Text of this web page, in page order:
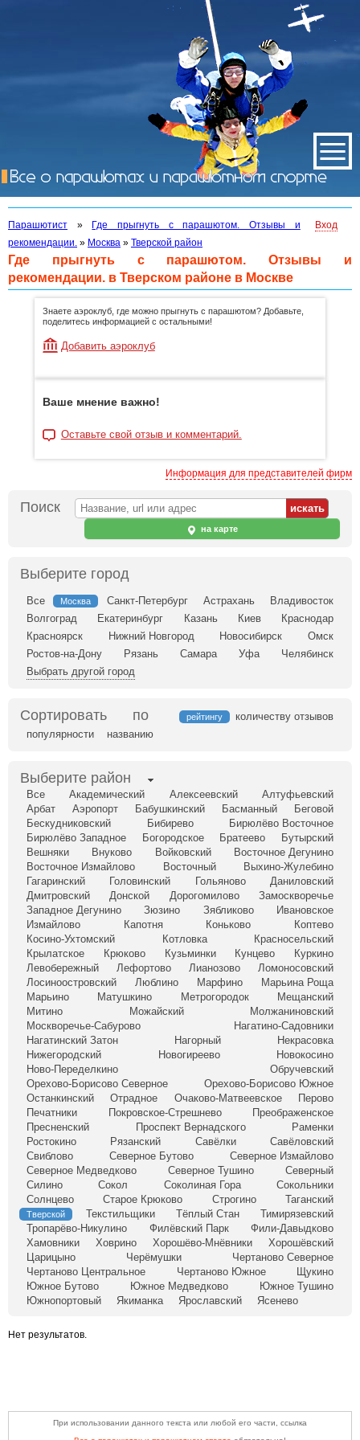
Парашютист »
Где прыгнуть с парашютом. Отзывы и
рекомендации. » Москва » Тверской район
Вход
Где прыгнуть с парашютом. Отзывы и
рекомендации. в Тверском районе в Москве
Знаете аэроклуб, где можно прыгнуть с парашютом? Добавьте,
поделитесь информацией с остальными!
Добавить аэроклуб
Ваше мнение важно!
Оставьте свой отзыв и комментарий.
Информация для представителей фирм
Поиск
на карте
Выберите город
Все Москва Санкт-Петербург Астрахань
Владивосток
Волгоград
Екатеринбург Казань Киев
Краснодар
Красноярск
Нижний Новгород Новосибирск
Омск
Ростов-на-Дону
Рязань Самара Уфа
Челябинск
Выбрать другой город
Сортировать по рейтингу
количеству отзывов
популярности
названию
Выберите район
Все Академический Алексеевский
Алтуфьевский
Арбат
Аэропорт Бабушкинский Басманный
Беговой
Бескудниковский
Бибирево
Бирюлёво Восточное
Бирюлёво Западное
Богородское Братеево
Бутырский
Вешняки
Внуково Войковский
Восточное Дегунино
Восточное Измайлово
Восточный
Выхино-Жулебино
Гагаринский
Головинский Гольяново
Даниловский
Дмитровский
Донской Дорогомилово
Замоскворечье
Западное Дегунино
Зюзино Зябликово
Ивановское
Измайлово
Капотня Коньково
Коптево
Косино-Ухтомский
Котловка
Красносельский
Крылатское
Крюково Кузьминки Кунцево
Куркино
Левобережный
Лефортово Лианозово
Ломоносовский
Лосиноостровский
Люблино Марфино
Марьина Роща
Марьино
Матушкино Метрогородок
Мещанский
Митино
Можайский
Молжаниновский
Москворечье-Сабурово
Нагатино-Садовники
Нагатинский Затон
Нагорный
Некрасовка
Нижегородский
Новогиреево
Новокосино
Ново-Переделкино
Обручевский
Орехово-Борисово Северное
Орехово-Борисово Южное
Останкинский
Отрадное Очаково-Матвеевское
Перово
Печатники
Покровское-Стрешнево
Преображенское
Пресненский
Проспект Вернадского
Раменки
Ростокино
Рязанский Савёлки
Савёловский
Свиблово
Северное Бутово
Северное Измайлово
Северное Медведково
Северное Тушино
Северный
Силино
Сокол Соколиная Гора
Сокольники
Солнцево
Старое Крюково Строгино Таганский
Тверской Текстильщики Тёплый Стан
Тимирязевский
Тропарёво-Никулино
Филёвский Парк
Фили-Давыдково
Хамовники
Ховрино Хорошёво-Мнёвники
Хорошёвский
Царицыно
Черёмушки
Чертаново Северное
Чертаново Центральное
Чертаново Южное
Щукино
Южное Бутово
Южное Медведково
Южное Тушино
Южнопортовый
Якиманка Ярославский Ясенево
Нет результатов.
При использовании данного текста или любой его части, ссылка